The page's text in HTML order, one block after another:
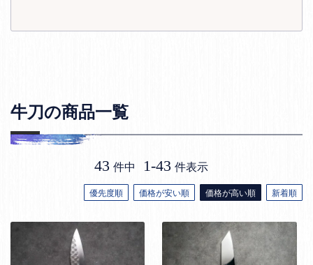
牛刀の商品一覧
優先度順 価格が安い順 価格が高い順 新着順
43 件中 1-43 件表示